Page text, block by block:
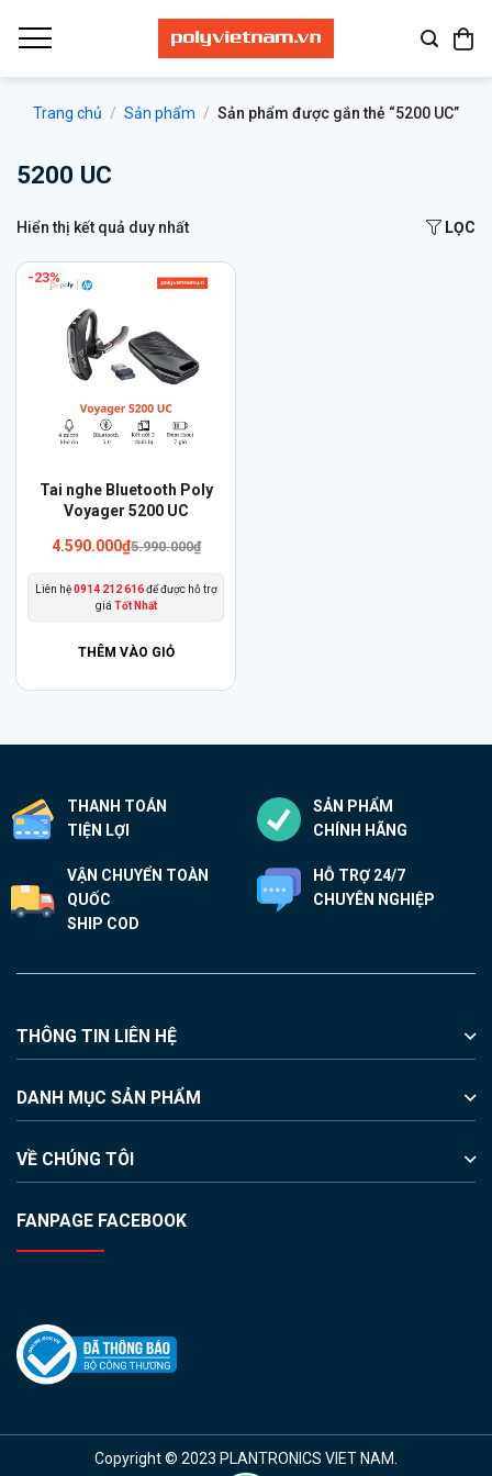
qua
Trang chủ / Sản phẩm / Sản phẩm được gắn thẻ “5200 UC”
5200 UC
Hiển thị kết quả duy nhất LỌC
-23%
Tai nghe Bluetooth Poly
Voyager 5200 UC
5.990.000₫
Giá
5.990.000₫.
4.590.000₫Giá
là:
4.590.000₫.
Liên hệ0914 212 616để được hỗ trợ
giá Tốt Nhất
THÊM VÀO GIỎ
THANH TOÁN
TIỆN LỢI
SẢN PHẨM
CHÍNH HÃNG
VẬN CHUYỂN TOÀN
QUỐC
SHIP COD
HỖ TRỢ 24/7
CHUYÊN NGHIỆP
THÔNG TIN LIÊN HỆ
DANH MỤC SẢN PHẨM
VỀ CHÚNG TÔI
FANPAGE FACEBOOK
Copyright © 2023 PLANTRONICS VIET NAM.